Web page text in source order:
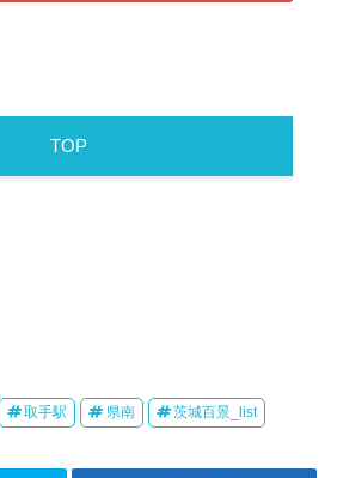
TOP
取手駅 県南 茨城百景_list